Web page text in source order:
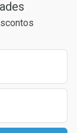
sem Desconto
sem Desconto